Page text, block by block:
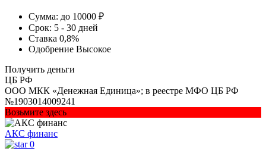
Сумма: до 10000 ₽
Срок: 5 - 30 дней
Ставка 0,8%
Одобрение Высокое
Получить деньги
ЦБ РФ
ООО МКК «Денежная Единица»; в реестре МФО ЦБ РФ
№1903014009241
Возьмите здесь
АКС финанс
0